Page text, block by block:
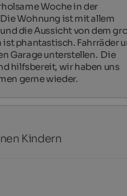
Woche in der
Wohnung ist mit allem
die Aussicht von dem
ist phantastisch. Fahrräder
Garage unterstellen.  Die
hilfsbereit, wir haben uns
gerne wieder.
Kindern